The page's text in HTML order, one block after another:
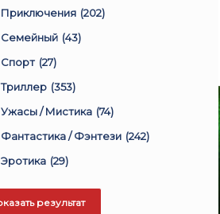
Приключения (202)
Семейный (43)
Спорт (27)
Триллер (353)
Ужасы / Мистика (74)
Фантастика / Фэнтези (242)
Эротика (29)